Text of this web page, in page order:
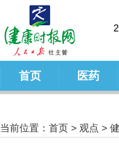
首页 医药
当前位置： 首页 > 观点 >